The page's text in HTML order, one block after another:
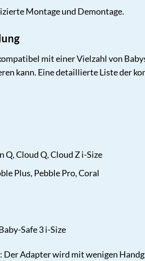
Montage und Demontage.
mit einer Vielzahl von
kann. Eine detaillierte Liste der
Q, Cloud Q, Cloud Z i-Size
Plus, Pebble Pro, Coral
Safe 3 i-Size
Der Adapter wird mit wenigen